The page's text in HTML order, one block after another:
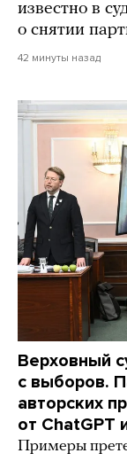
известно в
о снятии
42 минуты назад
Верховный
с выборов.
авторских
от ChatGPT
Примеры